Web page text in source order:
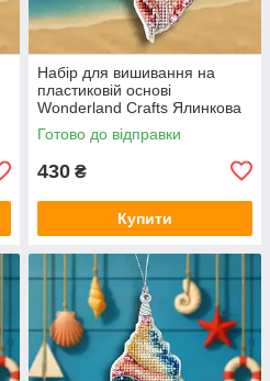
Набір для вишивання на
пластиковій основі
Wonderland Crafts Ялинкова
іграшка — Морська спіраль
FLX-147
Готово до відправки
430 ₴
Купити